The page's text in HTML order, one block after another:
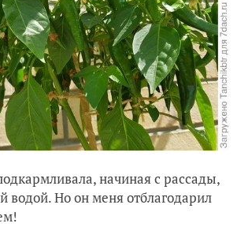
начиная с рассады,
водой. Но он меня отблагодарил